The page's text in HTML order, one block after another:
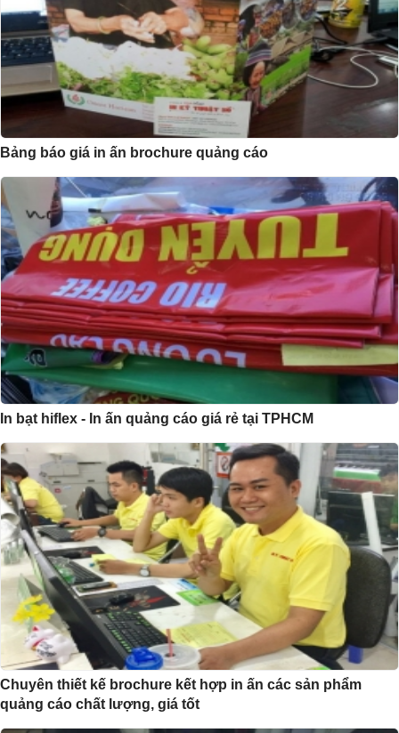
Bảng báo giá in ấn brochure quảng cáo
In bạt hiflex - In ấn quảng cáo giá rẻ tại TPHCM
Chuyên thiết kế brochure kết hợp in ấn các sản phẩm
quảng cáo chất lượng, giá tốt